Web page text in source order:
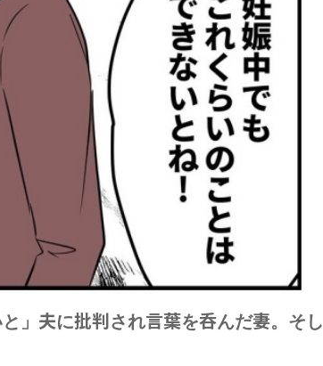
」夫に批判され言葉を呑んだ妻。そし